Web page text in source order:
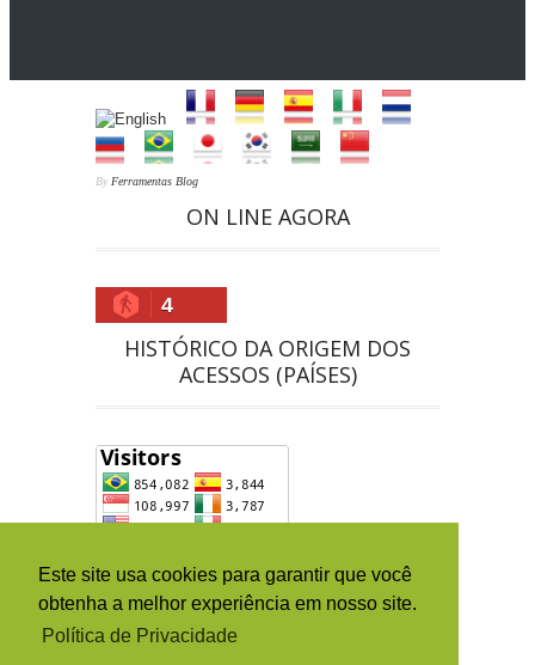
Este site usa cookies para garantir que você
obtenha a melhor experiência em nosso site.
Política de Privacidade
By Ferramentas Blog
ON LINE AGORA
4
HISTÓRICO DA ORIGEM DOS
ACESSOS (PAÍSES)